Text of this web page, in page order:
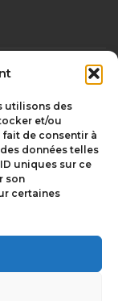
utilisons des
et/ou
de consentir à
données telles
uniques sur ce
son
certaines
olivgraphic.com